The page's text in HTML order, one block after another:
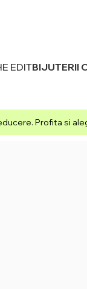
EDITBIJUTERII
Profita si